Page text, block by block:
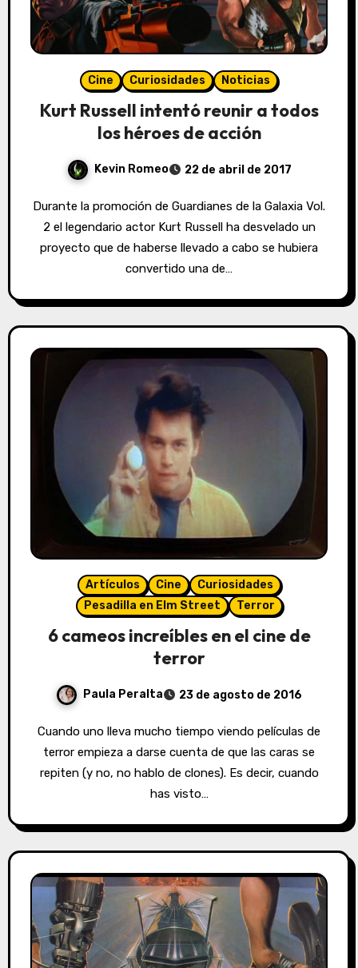
Cine Curiosidades Noticias
Kurt Russell intentó reunir a todos
los héroes de acción
Kevin Romeo 22 de abril de 2017
Durante la promoción de Guardianes de la Galaxia Vol.
2 el legendario actor Kurt Russell ha desvelado un
proyecto que de haberse llevado a cabo se hubiera
convertido una de…
Artículos Cine
Curiosidades
Pesadilla en Elm Street
Terror
6 cameos increíbles en el cine de
terror
Paula Peralta 23 de agosto de 2016
Cuando uno lleva mucho tiempo viendo películas de
terror empieza a darse cuenta de que las caras se
repiten (y no, no hablo de clones). Es decir, cuando
has visto…